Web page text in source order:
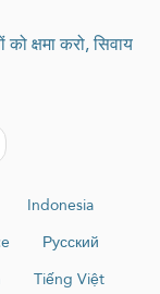
क्षमा करो, सिवाय
Indonesia
Русский
Tiếng Việt